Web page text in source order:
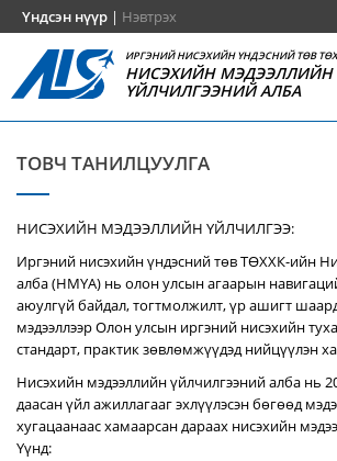
Үндсэн нүүр | Нэвтрэх
ИРГЭНИЙ НИСЭХИЙН ҮНДЭСНИЙ ТӨВ
НИСЭХИЙН МЭДЭЭЛЛИЙН
ҮЙЛЧИЛГЭЭНИЙ АЛБА
ТОВЧ ТАНИЛЦУУЛГА
НИСЭХИЙН МЭДЭЭЛЛИЙН ҮЙЛЧИЛГЭЭ:
Иргэний нисэхийн үндэсний төв ТӨХХК-ийн
алба (НМҮА) нь олон улсын агаарын
аюулгүй байдал, тогтмолжилт, үр ашигт
мэдээллээр Олон улсын иргэний нисэхийн
стандарт, практик зөвлөмжүүдэд нийцүүлэн
Нисэхийн мэдээллийн үйлчилгээний алба нь
даасан үйл ажиллагааг эхлүүлэсэн бөгөөд
хугацаанаас хамаарсан дараах нисэхийн
Үүнд: